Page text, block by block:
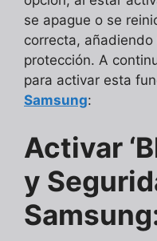
se apague o se
correcta,
protección. A
para activar esta
Samsung:
Activar
y